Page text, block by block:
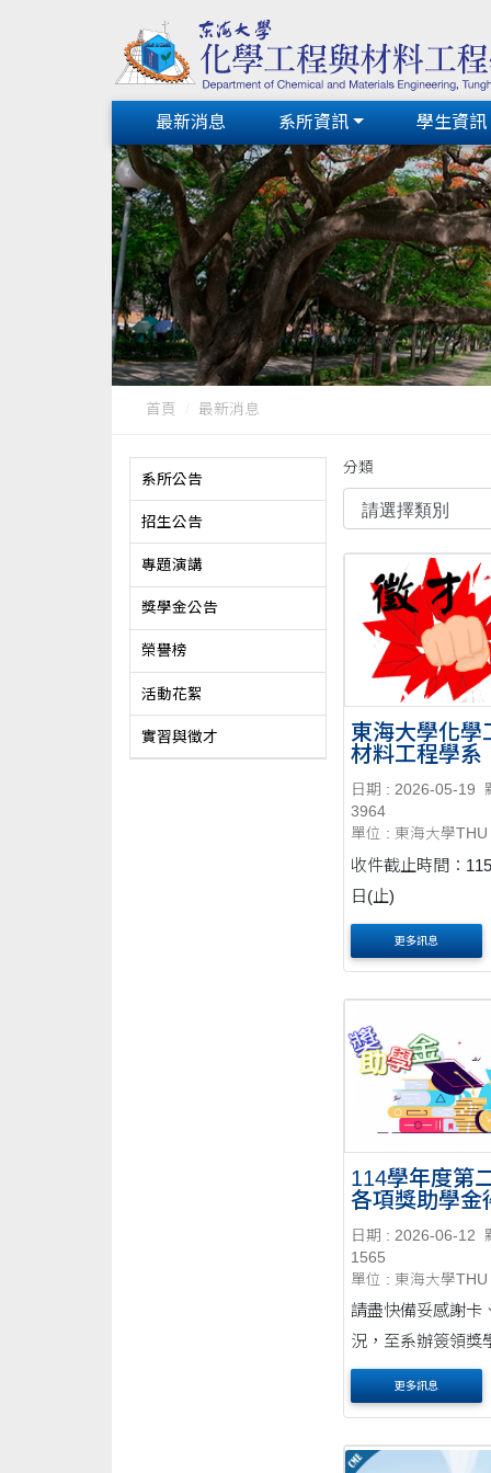
最新消息 系所資訊 學生資訊
首頁 最新消息
系所公告
招生公告
專題演講
獎學金公告
榮譽榜
活動花絮
實習與徵才
分類
東海大學化學
材料工程學系
日期 : 2026-05-19
3964
單位 : 東海大學THU
收件截止時間：
日(止)
更多訊息
114學年度第
各項獎助學金
日期 : 2026-06-12
1565
單位 : 東海大學THU
請盡快備妥感謝卡
況，至系辦簽領獎
更多訊息